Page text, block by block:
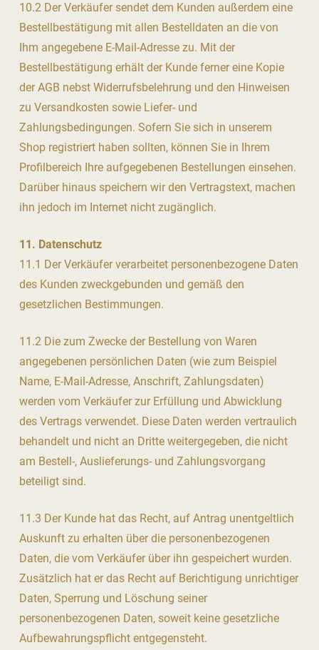
10.2 Der Verkäufer sendet dem Kunden außerdem eine
Bestellbestätigung mit allen Bestelldaten an die von
Ihm angegebene E-Mail-Adresse zu. Mit der
Bestellbestätigung erhält der Kunde ferner eine Kopie
der AGB nebst Widerrufsbelehrung und den Hinweisen
zu Versandkosten sowie Liefer- und
Zahlungsbedingungen. Sofern Sie sich in unserem
Shop registriert haben sollten, können Sie in Ihrem
Profilbereich Ihre aufgegebenen Bestellungen einsehen.
Darüber hinaus speichern wir den Vertragstext, machen
ihn jedoch im Internet nicht zugänglich.
11. Datenschutz
11.1 Der Verkäufer verarbeitet personenbezogene Daten
des Kunden zweckgebunden und gemäß den
gesetzlichen Bestimmungen.
11.2 Die zum Zwecke der Bestellung von Waren
angegebenen persönlichen Daten (wie zum Beispiel
Name, E-Mail-Adresse, Anschrift, Zahlungsdaten)
werden vom Verkäufer zur Erfüllung und Abwicklung
des Vertrags verwendet. Diese Daten werden vertraulich
behandelt und nicht an Dritte weitergegeben, die nicht
am Bestell-, Auslieferungs- und Zahlungsvorgang
beteiligt sind.
11.3 Der Kunde hat das Recht, auf Antrag unentgeltlich
Auskunft zu erhalten über die personenbezogenen
Daten, die vom Verkäufer über ihn gespeichert wurden.
Zusätzlich hat er das Recht auf Berichtigung unrichtiger
Daten, Sperrung und Löschung seiner
personenbezogenen Daten, soweit keine gesetzliche
Aufbewahrungspflicht entgegensteht.